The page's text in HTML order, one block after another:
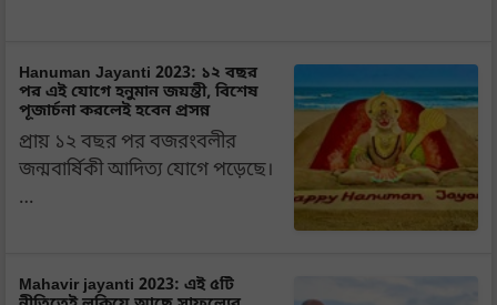
Hanuman Jayanti 2023: ১২ বছর
পর এই যোগে হনুমান জয়ন্তী, বিশেষ
পূজার্চনা করলেই হবেন প্রসন্ন
প্রায় ১২ বছর পর বজরংবলীর
জন্মবার্ষিকী আদিত্য যোগে পড়েছে।
…
Mahavir jayanti 2023: এই ৫টি